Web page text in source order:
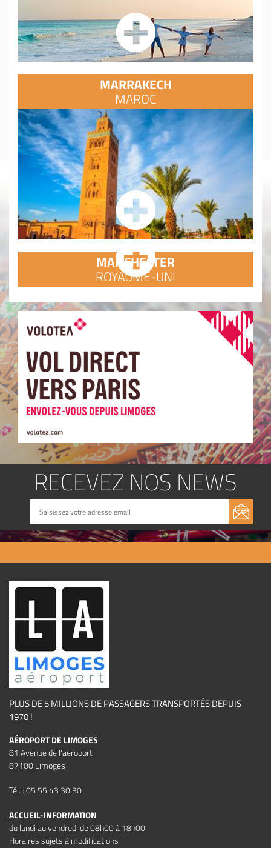
MARRAKECH
MAROC
MANCHESTER
ROYAUME-UNI
RECEVEZ NOS NEWS
PLUS DE 5 MILLIONS DE PASSAGERS TRANSPORTÉS DEPUIS
1970 !
AÉROPORT DE LIMOGES
81 Avenue de l'aéroport
87100 Limoges
Tél. : 05 55 43 30 30
ACCUEIL-INFORMATION
du lundi au vendredi de 08h00 à 18h00
Horaires sujets à modifications